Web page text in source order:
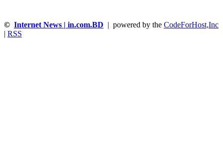
© Internet News | in.com.BD | powered by the CodeForHost,Inc
RSS